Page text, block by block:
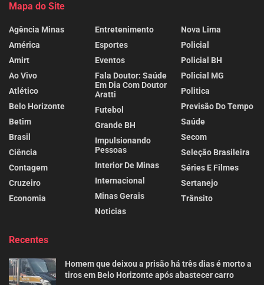
Mapa do Site
Agência Minas
América
Amirt
Ao Vivo
Atlético
Belo Horizonte
Betim
Brasil
Ciência
Contagem
Cruzeiro
Economia
Entretenimento
Esportes
Eventos
Fala Doutor: Saúde
Em Dia Com Doutor
Aratti
Futebol
Grande BH
Impulsionando
Pessoas
Interior De Minas
Internacional
Minas Gerais
Noticias
Nova Lima
Policial
Policial BH
Policial MG
Politica
Previsão Do Tempo
Saúde
Secom
Seleção Brasileira
Séries E Filmes
Sertanejo
Trânsito
Recentes
Homem que deixou a prisão há três dias é morto a
tiros em Belo Horizonte após abastecer carro